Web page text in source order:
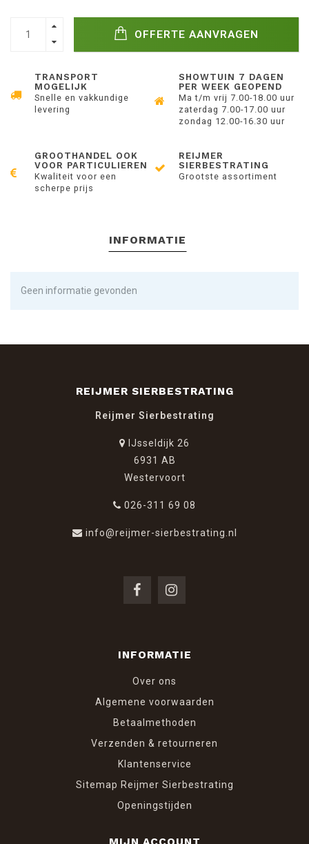
OFFERTE AANVRAGEN
TRANSPORT
MOGELIJK
Snelle en vakkundige
levering
SHOWTUIN 7 DAGEN
PER WEEK GEOPEND
Ma t/m vrij 7.00-18.00 uur
zaterdag 7.00-17.00 uur
zondag 12.00-16.30 uur
GROOTHANDEL OOK
VOOR PARTICULIEREN
Kwaliteit voor een
scherpe prijs
REIJMER
SIERBESTRATING
Grootste assortiment
INFORMATIE
Geen informatie gevonden
REIJMER SIERBESTRATING
Reijmer Sierbestrating
IJsseldijk 26
6931 AB
Westervoort
026-311 69 08
info@reijmer-sierbestrating.nl
INFORMATIE
Over ons
Algemene voorwaarden
Betaalmethoden
Verzenden & retourneren
Klantenservice
Sitemap Reijmer Sierbestrating
Openingstijden